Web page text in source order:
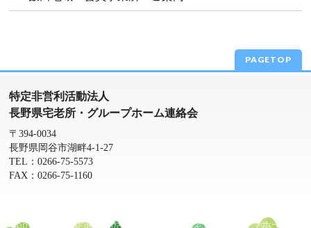
PAGETOP
特定非営利活動法人
長野県宅老所・グループホーム連絡会
〒394-0034
長野県岡谷市湖畔4-1-27
TEL：0266-75-5573
FAX：0266-75-1160
Copyright © 特定非営利活動法人 長野県宅老所・グループホーム連